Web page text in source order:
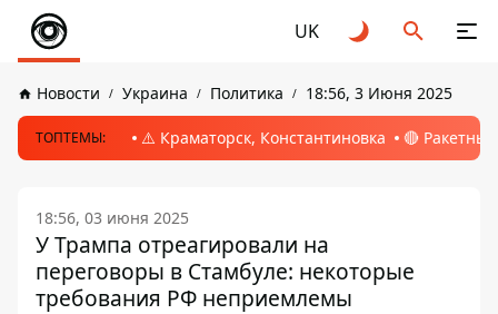
UK
Новости Украина Политика 18:56, 3 Июня 2025
ТОПТЕМЫ: ⚠️ Краматорск, Константиновка 🔴
18:56, 03 июня 2025
У Трампа отреагировали на
переговоры в Стамбуле: некоторые
требования РФ неприемлемы